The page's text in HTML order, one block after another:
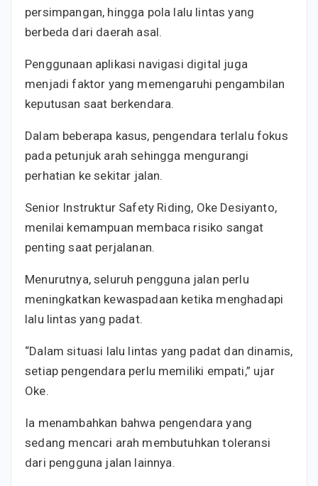
persimpangan, hingga pola lalu lintas yang
berbeda dari daerah asal.
Penggunaan aplikasi navigasi digital juga
menjadi faktor yang memengaruhi pengambilan
keputusan saat berkendara.
Dalam beberapa kasus, pengendara terlalu fokus
pada petunjuk arah sehingga mengurangi
perhatian ke sekitar jalan.
Senior Instruktur Safety Riding, Oke Desiyanto,
menilai kemampuan membaca risiko sangat
penting saat perjalanan.
Menurutnya, seluruh pengguna jalan perlu
meningkatkan kewaspadaan ketika menghadapi
lalu lintas yang padat.
“Dalam situasi lalu lintas yang padat dan dinamis,
setiap pengendara perlu memiliki empati,” ujar
Oke.
Ia menambahkan bahwa pengendara yang
sedang mencari arah membutuhkan toleransi
dari pengguna jalan lainnya.